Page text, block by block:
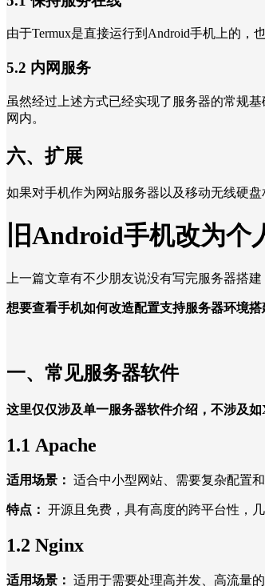
由于Termux是直接运行到Android手机上的，
5.2 内网服务
虽然经过上述方式已经实现了服务器的常规
网内。
六、扩展
如果对手机作为网站服务器以及移动无线硬
旧Android手机改为
上一篇文章有不少朋友说没有写完服务器搭
想要查看手机如何改造配置支持服务器环境
一、常见服务器软件
这里仅仅涉及单一服务器软件介绍，不涉及
1.1 Apache
适用场景： 适合中小型网站、需要复杂配置
特点： 开源且免费，具有高度的跨平台性，
1.2 Nginx
适用场景： 适用于需要处理高并发、高流量